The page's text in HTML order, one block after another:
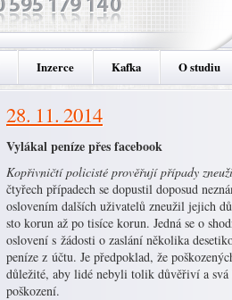
Inzerce Kafka O studiu
28. 11. 2014
Vylákal peníze přes facebook
Kopřivničtí policisté prověřují případy
čtyřech případech se dopustil doposud
oslovením dalších uživatelů zneužil jejich
sto korun až po tisíce korun. Jedná se o
oslovení s žádosti o zaslání několika
peníze z účtu. Je předpoklad, že
důležité, aby lidé nebyli tolik důvěřiví a svá
poškození.